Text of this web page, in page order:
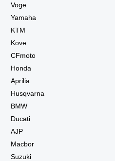
Voge
Yamaha
KTM
Kove
CFmoto
Honda
Aprilia
Husqvarna
BMW
Ducati
AJP
Macbor
Suzuki